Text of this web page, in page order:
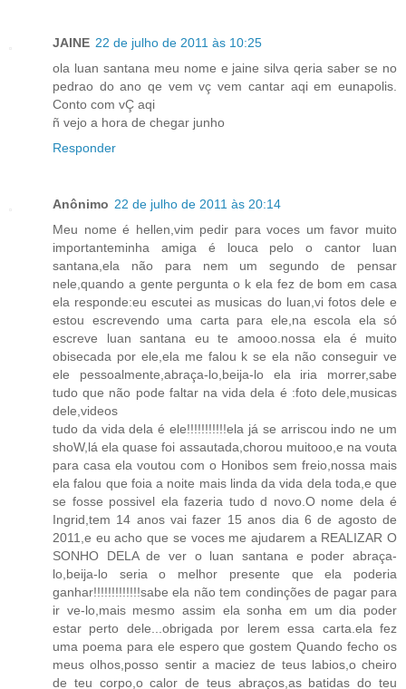
JAINE 22 de julho de 2011 às 10:25
ola luan santana meu nome e jaine silva qeria saber se no
pedrao do ano qe vem vç vem cantar aqi em eunapolis.
Conto com vÇ aqi
ñ vejo a hora de chegar junho
Responder
Anônimo 22 de julho de 2011 às 20:14
Meu nome é hellen,vim pedir para voces um favor muito
importanteminha amiga é louca pelo o cantor luan
santana,ela não para nem um segundo de pensar
nele,quando a gente pergunta o k ela fez de bom em casa
ela responde:eu escutei as musicas do luan,vi fotos dele e
estou escrevendo uma carta para ele,na escola ela só
escreve luan santana eu te amooo.nossa ela é muito
obisecada por ele,ela me falou k se ela não conseguir ve
ele pessoalmente,abraça-lo,beija-lo ela iria morrer,sabe
tudo que não pode faltar na vida dela é :foto dele,musicas
dele,videos
tudo da vida dela é ele!!!!!!!!!!!ela já se arriscou indo ne um
shoW,lá ela quase foi assautada,chorou muitooo,e na vouta
para casa ela voutou com o Honibos sem freio,nossa mais
ela falou que foia a noite mais linda da vida dela toda,e que
se fosse possivel ela fazeria tudo d novo.O nome dela é
Ingrid,tem 14 anos vai fazer 15 anos dia 6 de agosto de
2011,e eu acho que se voces me ajudarem a REALIZAR O
SONHO DELA de ver o luan santana e poder abraça-
lo,beija-lo seria o melhor presente que ela poderia
ganhar!!!!!!!!!!!!!sabe ela não tem condinções de pagar para
ir ve-lo,mais mesmo assim ela sonha em um dia poder
estar perto dele...obrigada por lerem essa carta.ela fez
uma poema para ele espero que gostem Quando fecho os
meus olhos,posso sentir a maciez de teus labios,o cheiro
de teu corpo,o calor de teus abraços,as batidas do teu